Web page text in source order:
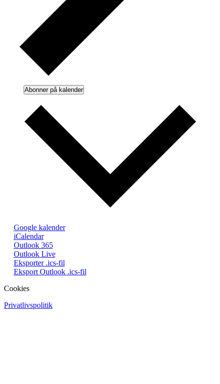
Abonner på kalender
Google kalender
iCalendar
Outlook 365
Outlook Live
Eksporter .ics-fil
Eksport Outlook .ics-fil
Cookies
Privatlivspolitik